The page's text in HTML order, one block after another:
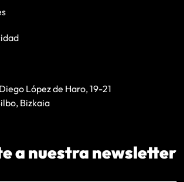
López de Haro, 19-21
Bizkaia
a nuestra newsletter